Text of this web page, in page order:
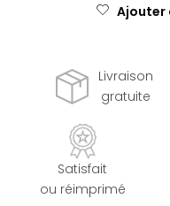
Ajouter
Livraison
gratuite
Satisfait
ou réimprimé